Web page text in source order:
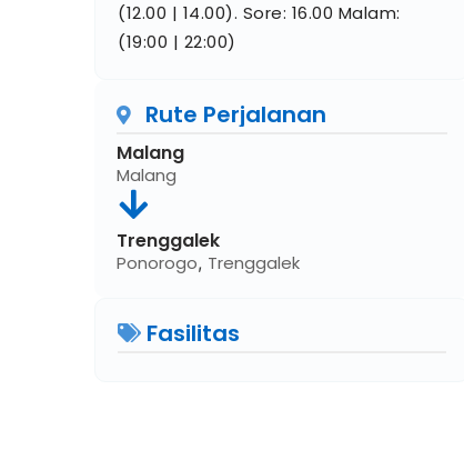
(12.00 | 14.00). Sore: 16.00 Malam:
(19:00 | 22:00)
Rute Perjalanan
Malang
Malang
Trenggalek
Ponorogo, Trenggalek
Fasilitas